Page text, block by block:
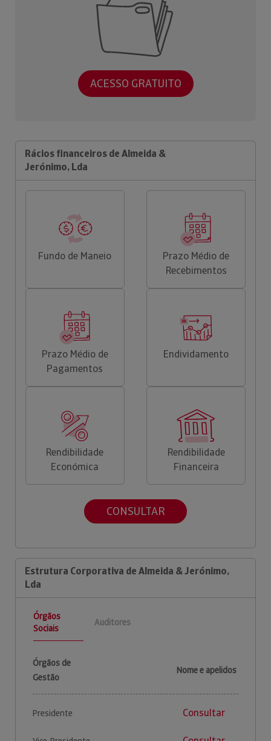
ACESSO GRATUITO
Rácios financeiros de Almeida &
Jerónimo, Lda
Fundo de Maneio
Prazo Médio de
Recebimentos
Prazo Médio de
Pagamentos
Endividamento
Rendibilidade
Económica
Rendibilidade
Financeira
CONSULTAR
Estrutura Corporativa de Almeida & Jerónimo,
Lda
Órgãos
Sociais
Auditores
Órgãos de
Gestão
Nome e apelidos
Presidente Consultar